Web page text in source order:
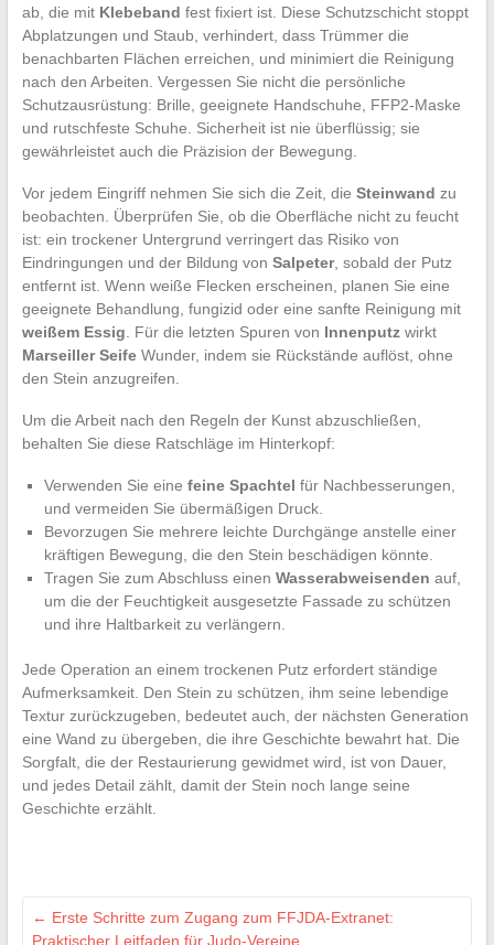
ab, die mit Klebeband fest fixiert ist. Diese Schutzschicht stoppt
Abplatzungen und Staub, verhindert, dass Trümmer die
benachbarten Flächen erreichen, und minimiert die Reinigung
nach den Arbeiten. Vergessen Sie nicht die persönliche
Schutzausrüstung: Brille, geeignete Handschuhe, FFP2-Maske
und rutschfeste Schuhe. Sicherheit ist nie überflüssig; sie
gewährleistet auch die Präzision der Bewegung.
Vor jedem Eingriff nehmen Sie sich die Zeit, die Steinwand zu
beobachten. Überprüfen Sie, ob die Oberfläche nicht zu feucht
ist: ein trockener Untergrund verringert das Risiko von
Eindringungen und der Bildung von Salpeter, sobald der Putz
entfernt ist. Wenn weiße Flecken erscheinen, planen Sie eine
geeignete Behandlung, fungizid oder eine sanfte Reinigung mit
weißem Essig . Für die letzten Spuren von Innenputzwirkt
Marseiller SeifeWunder, indem sie Rückstände auflöst, ohne
den Stein anzugreifen.
Um die Arbeit nach den Regeln der Kunst abzuschließen,
behalten Sie diese Ratschläge im Hinterkopf:
Verwenden Sie eine feine Spachtel für Nachbesserungen,
und vermeiden Sie übermäßigen Druck.
Bevorzugen Sie mehrere leichte Durchgänge anstelle einer
kräftigen Bewegung, die den Stein beschädigen könnte.
Tragen Sie zum Abschluss einen Wasserabweisenden auf,
um die der Feuchtigkeit ausgesetzte Fassade zu schützen
und ihre Haltbarkeit zu verlängern.
Jede Operation an einem trockenen Putz erfordert ständige
Aufmerksamkeit. Den Stein zu schützen, ihm seine lebendige
Textur zurückzugeben, bedeutet auch, der nächsten Generation
eine Wand zu übergeben, die ihre Geschichte bewahrt hat. Die
Sorgfalt, die der Restaurierung gewidmet wird, ist von Dauer,
und jedes Detail zählt, damit der Stein noch lange seine
Geschichte erzählt.
← Erste Schritte zum Zugang zum FFJDA-Extranet:
Praktischer Leitfaden für Judo-Vereine